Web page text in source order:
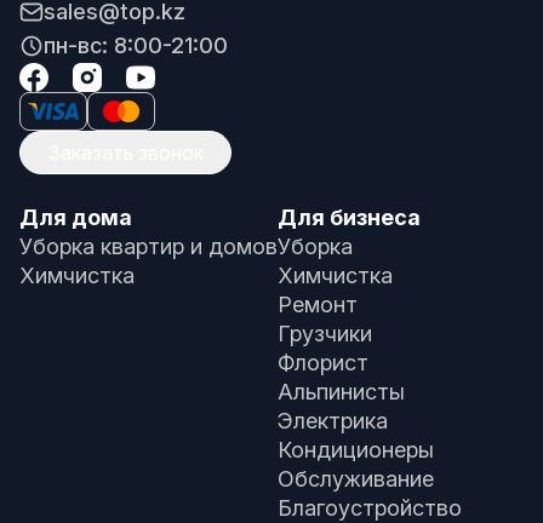
sales@top.kz
пн-вс: 8:00-21:00
Для дома
Уборка квартир и домов
Химчистка
Для бизнеса
Уборка
Химчистка
Ремонт
Грузчики
Флорист
Альпинисты
Электрика
Кондиционеры
Обслуживание
Благоустройство